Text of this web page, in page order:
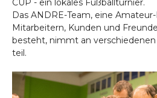
CUP - ein lokales Fußballturnier.
Das ANDRE-Team, eine
Mitarbeitern, Kunden und
besteht, nimmt an
teil.